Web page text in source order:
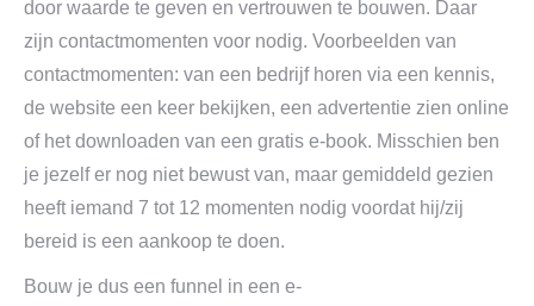
door waarde te geven en vertrouwen te bouwen. Daar
zijn contactmomenten voor nodig. Voorbeelden van
contactmomenten: van een bedrijf horen via een kennis,
de website een keer bekijken, een advertentie zien online
of het downloaden van een gratis e-book. Misschien ben
je jezelf er nog niet bewust van, maar gemiddeld gezien
heeft iemand 7 tot 12 momenten nodig voordat hij/zij
bereid is een aankoop te doen.
Bouw je dus een funnel in een e-